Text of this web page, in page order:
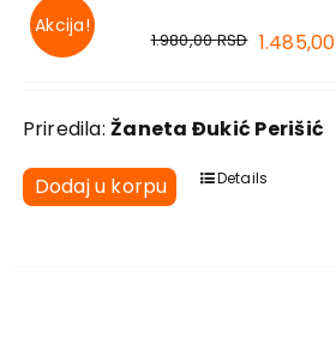
Akcija!
1.980,00RSD 1.485,00
Priredila:Žaneta Đukić Perišić
Dodaj u korpu Details